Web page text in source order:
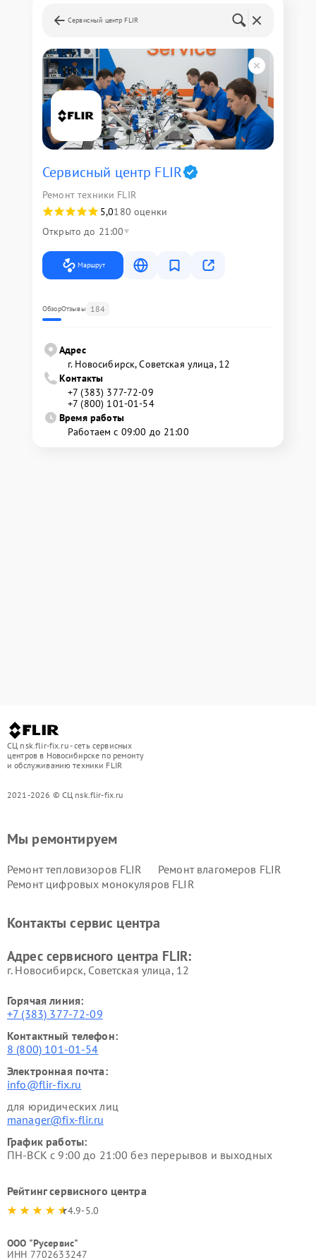
Сервисный центр FLIR
Сервисный центр FLIR
Ремонт техники FLIR
5,0180 оценки
Открыто до 21:00
Маршрут
ОбзорОтзывы 184
Адрес
г. Новосибирск, Советская улица, 12
Контакты
+7 (383) 377-72-09
+7 (800) 101-01-54
Время работы
Работаем с 09:00 до 21:00
СЦ nsk.flir-fix.ru - сеть сервисных
центров в Новосибирске по ремонту
и обслуживанию техники FLIR
2021-2026 © СЦ nsk.flir-fix.ru
Мы ремонтируем
Ремонт тепловизоров FLIR
Ремонт влагомеров FLIR
Ремонт цифровых монокуляров FLIR
Контакты сервис центра
Адрес сервисного центра FLIR:
г. Новосибирск, Советская улица, 12
Горячая линия:
+7 (383) 377-72-09
Контактный телефон:
8 (800) 101-01-54
Электронная почта:
info@flir-fix.ru
для юридических лиц
manager@fix-flir.ru
График работы:
ПН-ВСК с 9:00 до 21:00 без перерывов и выходных
Рейтинг сервисного центра
4.9-5.0
ООО "Русервис"
ИНН 7702633247